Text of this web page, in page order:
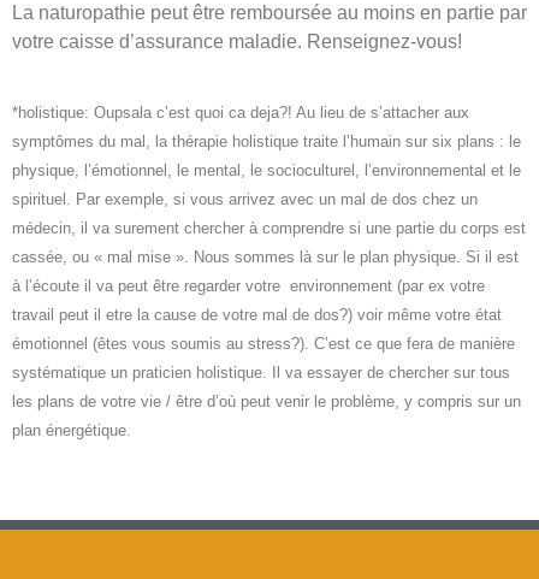
La naturopathie peut être remboursée au moins en partie par
votre caisse d’assurance maladie. Renseignez-vous!
*holistique: Oupsala c’est quoi ca deja?! Au lieu de s’attacher aux
symptômes du mal, la thérapie holistique traite l’humain sur six plans : le
physique, l’émotionnel, le mental, le socioculturel, l’environnemental et le
spirituel. Par exemple, si vous arrivez avec un mal de dos chez un
médecin, il va surement chercher à comprendre si une partie du corps est
cassée, ou « mal mise ». Nous sommes là sur le plan physique. Si il est
à l’écoute il va peut être regarder votre environnement (par ex votre
travail peut il etre la cause de votre mal de dos?) voir même votre état
émotionnel (êtes vous soumis au stress?). C’est ce que fera de manière
systématique un praticien holistique. Il va essayer de chercher sur tous
les plans de votre vie / être d’où peut venir le problème, y compris sur un
plan énergétique.